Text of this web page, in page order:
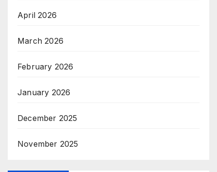
April 2026
March 2026
February 2026
January 2026
December 2025
November 2025